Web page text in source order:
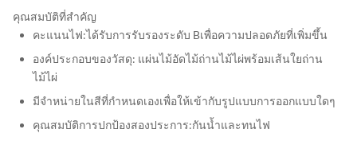
คุณสมบัติที่สำคัญ
คะแนนไฟ:ได้รับการรับรองระดับ Bเพื่อความปลอดภัยที่เพิ่มขึ้น
องค์ประกอบของวัสดุ: แผ่นไม้อัดไม้ถ่านไม้ไผ่พร้อมเส้นใยถ่าน
ไม้ไผ่
มีจำหน่ายในสีที่กำหนดเองเพื่อให้เข้ากับรูปแบบการออกแบบใดๆ
คุณสมบัติการปกป้องสองประการ:กันน้ำและทนไฟ